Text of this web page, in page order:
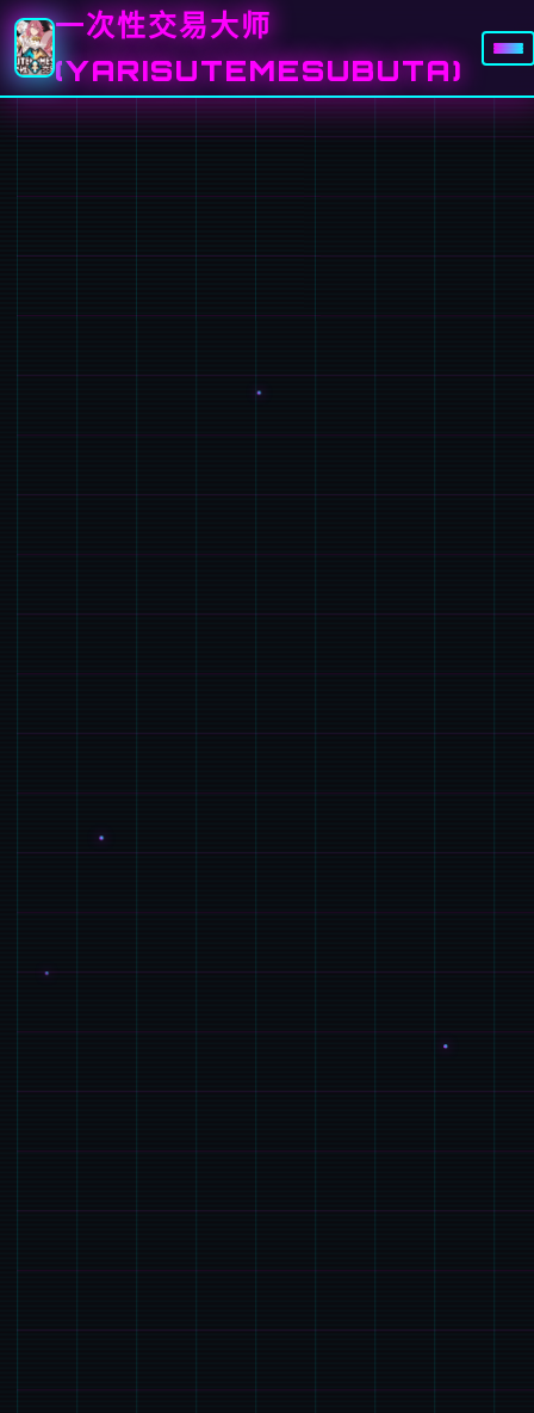
一次性交易大师
(YARISUTEMESUBUTA)